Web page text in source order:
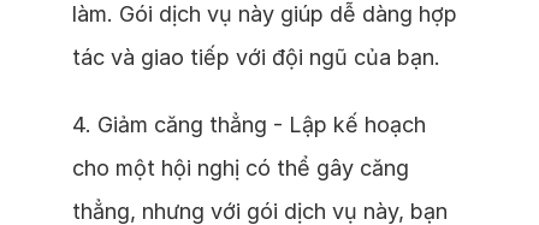
làm. Gói dịch vụ này giúp dễ dàng hợp
tác và giao tiếp với đội ngũ của bạn.
4. Giảm căng thẳng - Lập kế hoạch
cho một hội nghị có thể gây căng
thẳng, nhưng với gói dịch vụ này, bạn